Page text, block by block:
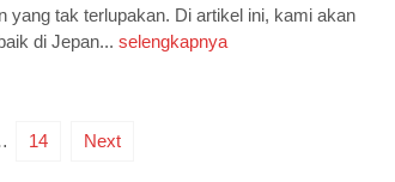
yang tak terlupakan. Di artikel ini, kami akan
di Jepan... selengkapnya
14 Next